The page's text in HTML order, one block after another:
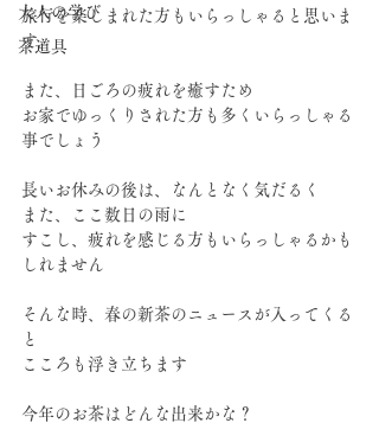
大人の学び
茶道具
旅行を楽しまれた方もいらっしゃると思いま
す。
また、日ごろの疲れを癒すため
お家でゆっくりされた方も多くいらっしゃる
事でしょう
長いお休みの後は、なんとなく気だるく
また、ここ数日の雨に
すこし、疲れを感じる方もいらっしゃるかも
しれません
そんな時、春の新茶のニュースが入ってくる
と
こころも浮き立ちます
今年のお茶はどんな出来かな？